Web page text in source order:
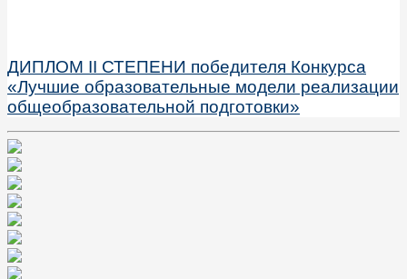
ДИПЛОМ II СТЕПЕНИ победителя Конкурса
«Лучшие образовательные модели реализации
общеобразовательной подготовки»